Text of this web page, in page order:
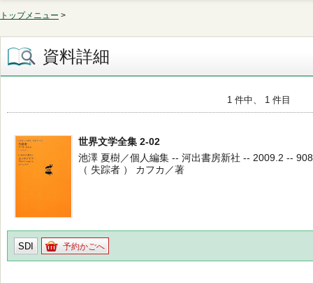
トップメニュー >
資料詳細
1 件中、 1 件目
世界文学全集 2-02
池澤 夏樹／個人編集 -- 河出書房新社 -- 2009.2 -- 908
（ 失踪者 ） カフカ／著
SDI 予約かごへ